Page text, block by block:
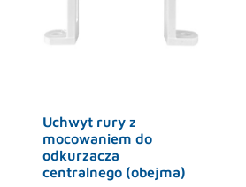
Uchwyt rury z
mocowaniem do
odkurzacza
centralnego (obejma)